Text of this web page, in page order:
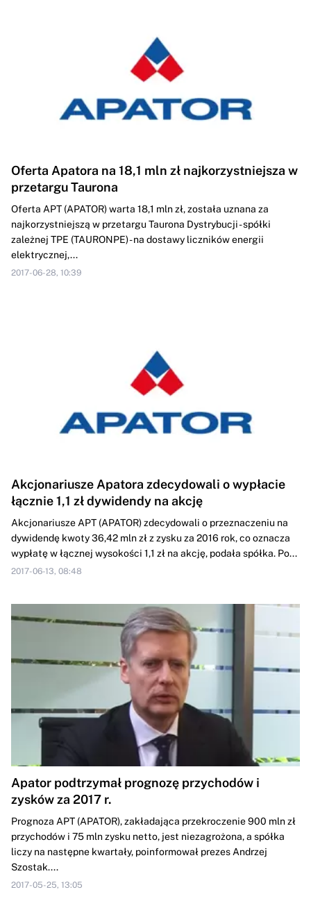
Oferta Apatora na 18,1 mln zł najkorzystniejsza w
przetargu Taurona
Oferta APT (APATOR) warta 18,1 mln zł, została uznana za
najkorzystniejszą w przetargu Taurona Dystrybucji - spółki
zależnej TPE (TAURONPE) - na dostawy liczników energii
elektrycznej,...
2017-06-28, 10:39
Akcjonariusze Apatora zdecydowali o wypłacie
łącznie 1,1 zł dywidendy na akcję
Akcjonariusze APT (APATOR) zdecydowali o przeznaczeniu na
dywidendę kwoty 36,42 mln zł z zysku za 2016 rok, co oznacza
wypłatę w łącznej wysokości 1,1 zł na akcję, podała spółka. Po...
2017-06-13, 08:48
Apator podtrzymał prognozę przychodów i
zysków za 2017 r.
Prognoza APT (APATOR), zakładająca przekroczenie 900 mln zł
przychodów i 75 mln zysku netto, jest niezagrożona, a spółka
liczy na następne kwartały, poinformował prezes Andrzej
Szostak....
2017-05-25, 13:05